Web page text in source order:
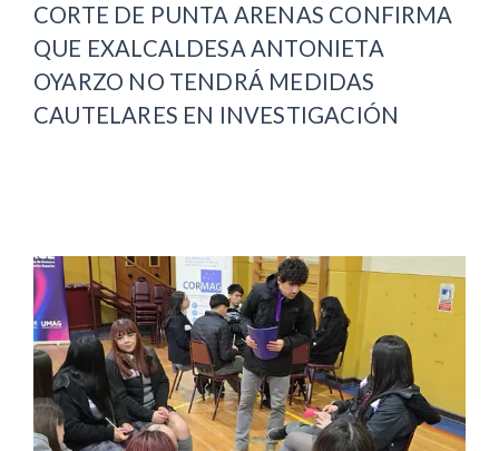
CORTE DE PUNTA ARENAS CONFIRMA
QUE EXALCALDESA ANTONIETA
OYARZO NO TENDRÁ MEDIDAS
CAUTELARES EN INVESTIGACIÓN